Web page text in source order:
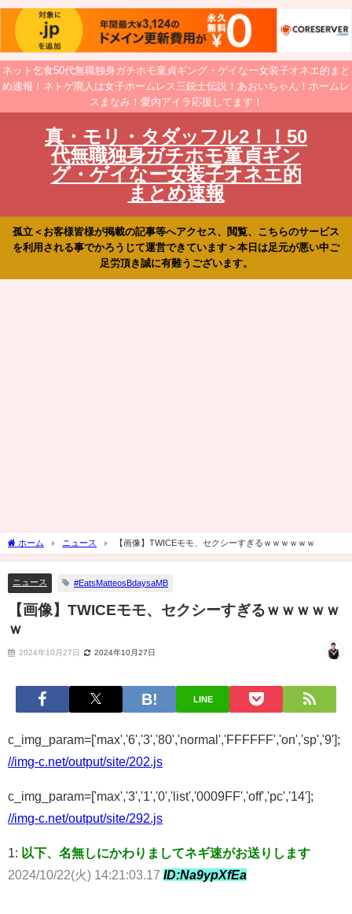
ネット乞食50代無職独身ガチホモ童貞ギング・ゲイなー女装子オネエ的まと
め速報！ネトゲ廃人は女子ホームレス三銃士伝説！あおいちゃん！ホームレ
スまなみ！愛内アイラ応援してます！
真・モリ・タダッフル2！！50
代無職独身ガチホモ童貞ギン
グ・ゲイなー女装子オネエ的
まとめ速報
孤立＜お客様皆様が掲載の記事等へアクセス、閲覧、こちらのサービス
を利用される事でかろうじて運営できています＞本日は足元が悪い中ご
足労頂き誠に有難うございます。
ホーム ニュース 【画像】TWICEモモ、セクシーすぎるｗｗｗｗｗｗ
ニュース #EatsMatteosBdaysaMB
【画像】TWICEモモ、セクシーすぎるｗｗｗｗｗ
ｗ
2024年10月27日 2024年10月27日
LINE
c_img_param=['max','6','3','80','normal','FFFFFF','on','sp','9'];
//img-c.net/output/site/202.js
c_img_param=['max','3','1','0','list','0009FF','off','pc','14'];
//img-c.net/output/site/292.js
1: 以下、名無しにかわりましてネギ速がお送りします
2024/10/22(火) 14:21:03.17 ID:Na9ypXfEa